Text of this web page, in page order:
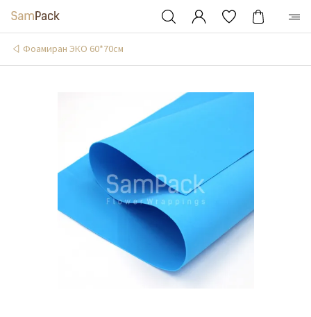
Фоамиран ЭКО 60*70см